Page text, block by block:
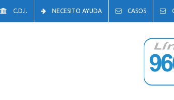
C.D.I. NECESITO AYUDA CASOS